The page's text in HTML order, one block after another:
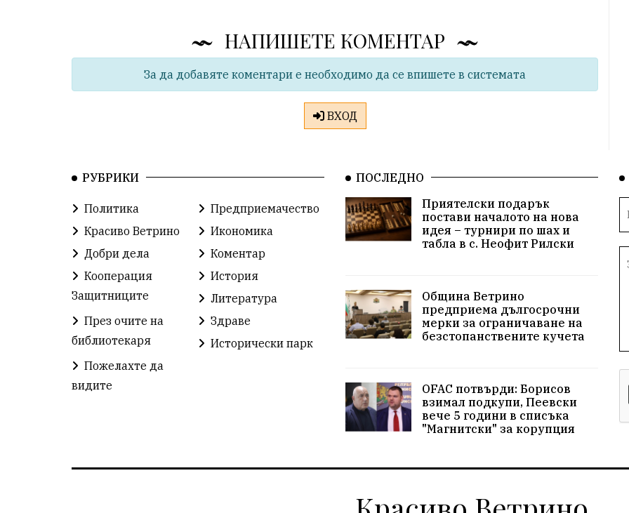
НАПИШЕТЕ КОМЕНТАР
За да добавяте коментари е необходимо да се впишете в системата
ВХОД
РУБРИКИ
Политика
Предприемачество
Красиво Ветрино
Икономика
Добри дела
Коментар
Кооперация
Защитниците
История
Литература
През очите на
библиотекаря
Здраве
Исторически парк
Пожелахте да
видите
ПОСЛЕДНО
Приятелски подарък
постави началото на нова
идея – турнири по шах и
табла в с. Неофит Рилски
Община Ветрино
предприема дългосрочни
мерки за ограничаване на
безстопанствените кучета
OFAC потвърди: Борисов
взимал подкупи, Пеевски
вече 5 години в списъка
"Магнитски" за корупция